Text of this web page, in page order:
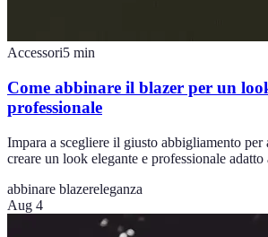
Accessori5 min
Come abbinare il blazer per un
professionale
Impara a scegliere il giusto abbigliamento per
creare un look elegante e professionale
abbinare blazereleganza
Aug 4